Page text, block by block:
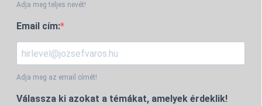
Adja meg teljes nevét!
Email cím:
Adja meg az email címét!
Válassza ki azokat a témákat, amelyek érdeklik!